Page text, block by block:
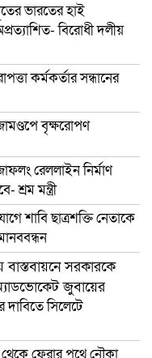
ভারতের হাই
বিরোধী দলীয়
কর্মকর্তার সন্ধানের
বৃক্ষরোপণ
রেললাইন নির্মাণ
শ্রম মন্ত্রী
শাবি ছাত্রশক্তি নেতাকে
সরকারকে
জুবায়ের
দাবিতে সিলেটে
থেকে ফেরার পথে নৌকা